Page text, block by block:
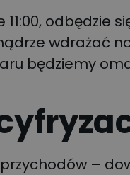
11:00, odbędzie
wdrażać
będziemy
–